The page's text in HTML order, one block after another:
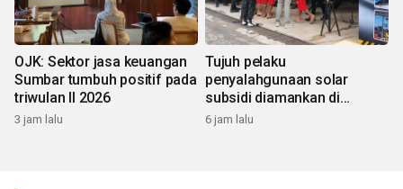
OJK: Sektor jasa keuangan
Sumbar tumbuh positif pada
triwulan II 2026
3 jam lalu
Tujuh pelaku
penyalahgunaan solar
subsidi diamankan di
Sumbar
6 jam lalu